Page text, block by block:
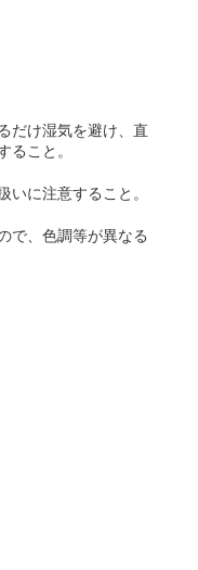
だけ湿気を避け、直
ること。
に注意すること。
で、色調等が異なる